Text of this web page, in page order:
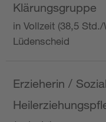
Klärungsgruppe
in Vollzeit (38,5
Lüdenscheid
Erzieherin /